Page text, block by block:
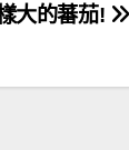
大的蕃茄!